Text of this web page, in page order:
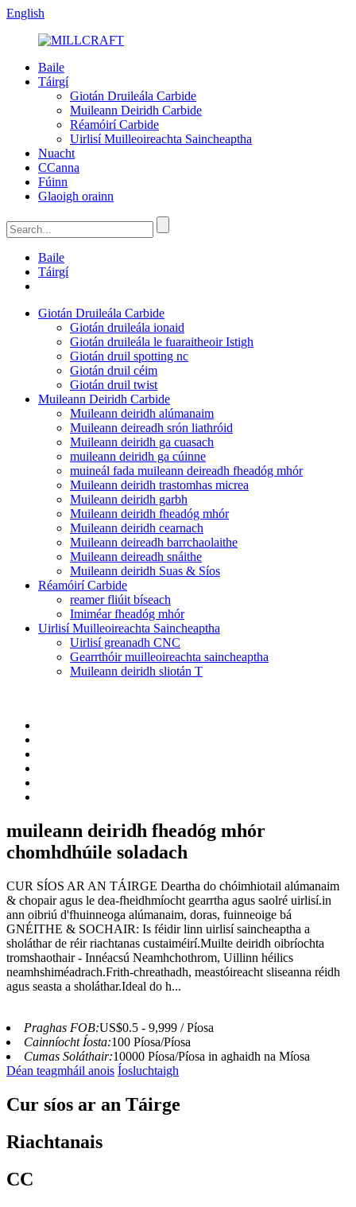
English
Baile
Táirgí
Giotán Druileála Carbide
Muileann Deiridh Carbide
Réamóirí Carbide
Uirlisí Muilleoireachta Saincheaptha
Nuacht
CCanna
Fúinn
Glaoigh orainn
Baile
Táirgí
Giotán Druileála Carbide
Giotán druileála ionaid
Giotán druileála le fuaraitheoir Istigh
Giotán druil spotting nc
Giotán druil céim
Giotán druil twist
Muileann Deiridh Carbide
Muileann deiridh alúmanaim
Muileann deireadh srón liathróid
Muileann deiridh ga cuasach
muileann deiridh ga cúinne
muineál fada muileann deireadh fheadóg mhór
Muileann deiridh trastomhas micrea
Muileann deiridh garbh
Muileann deiridh fheadóg mhór
Muileann deiridh cearnach
Muileann deireadh barrchaolaithe
Muileann deireadh snáithe
Muileann deiridh Suas & Síos
Réamóirí Carbide
reamer fliúit bíseach
Imiméar fheadóg mhór
Uirlisí Muilleoireachta Saincheaptha
Uirlisí greanadh CNC
Gearrthóir muilleoireachta saincheaptha
Muileann deiridh sliotán T
muileann deiridh fheadóg mhór
chomhdhúile soladach
CUR SÍOS AR AN TÁIRGE Deartha do chóimhiotail alúmanaim
& chopair agus le dea-fheidhmíocht gearrtha agus saolré uirlisí.in
ann oibriú d'fhuinneoga alúmanaim, doras, fuinneoige bá
GNÉITHE & SOCHAIR: Is féidir linn uirlisí saincheaptha a
sholáthar de réir riachtanas custaiméirí.Muilte deiridh oibríochta
tromshaothair - Innéacsú Neamhchothrom, Uillinn héilics
neamhshiméadrach.Frith-chreathadh, meastóireacht sliseanna réidh
agus seasta a sholáthar.Ideal do h...
Praghas FOB:US$0.5 - 9,999 / Píosa
Cainníocht Íosta:100 Píosa/Píosa
Cumas Soláthair:10000 Píosa/Píosa in aghaidh na Míosa
Déan teagmháil anois Íosluchtaigh
Cur síos ar an Táirge
Riachtanais
CC